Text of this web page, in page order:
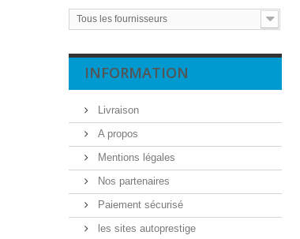
Tous les fournisseurs
INFORMATION
Livraison
A propos
Mentions légales
Nos partenaires
Paiement sécurisé
les sites autoprestige